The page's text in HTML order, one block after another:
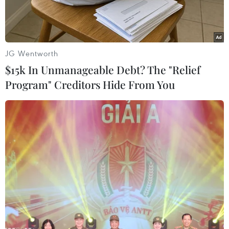
Lấy mẫu xét nghiệm COVID-19. (Nguồn: TTXVN)
Ngày 19/2, Ủy ban Nhân dân thành phố Đà Nẵng
ban hành công văn số 932/UBND-SYT về việc
tiếp tục tăng cường phòng, chống dịch COVID-19
sau Tết Nguyên đán 2021.
JG Wentworth
$15k In Unmanageable Debt? The "Relief
Program" Creditors Hide From You